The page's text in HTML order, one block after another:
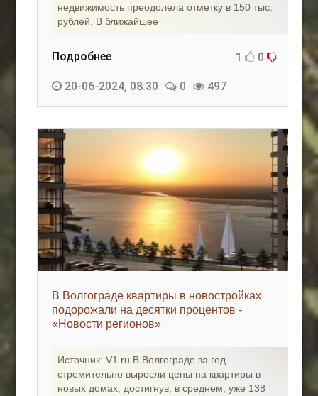
недвижимость преодолела отметку в 150 тыс.
рублей. В ближайшее
Подробнее 1 0
20-06-2024, 08:30 0 497
В Волгограде квартиры в новостройках
подорожали на десятки процентов -
«Новости регионов»
Источник: V1.ru В Волгограде за год
стремительно выросли цены на квартиры в
новых домах, достигнув, в среднем, уже 138